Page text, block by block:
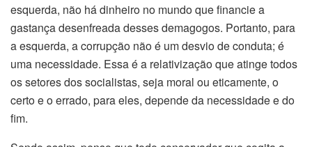
esquerda, não há dinheiro no mundo que financie a
gastança desenfreada desses demagogos. Portanto, para
a esquerda, a corrupção não é um desvio de conduta; é
uma necessidade. Essa é a relativização que atinge todos
os setores dos socialistas, seja moral ou eticamente, o
certo e o errado, para eles, depende da necessidade e do
fim.